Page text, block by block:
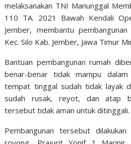
melaksanakan TNI Manunggal
110 TA. 2021 Bawah Kendali
Jember, membantu
Kec. Silo Kab. Jember, Jawa Timur
Bantuan pembangunan rumah
benar-benar tidak mampu
tempat tinggal sudah tidak layak
sudah rusak, reyot, dan atap
tersebut tidak aman untuk ditinggali.
Pembangunan tersebut